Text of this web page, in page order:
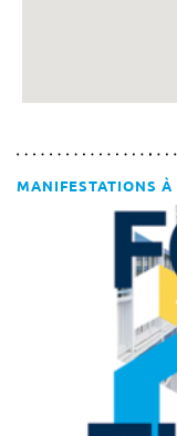
MANIFESTATIONS À